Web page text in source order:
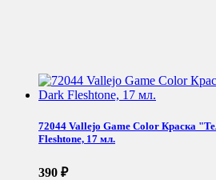
72044 Vallejo Game Color Краска
Fleshtone, 17 мл.
390 ₽